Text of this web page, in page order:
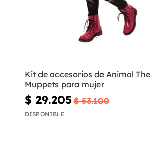
Kit de accesorios de Animal The
Muppets para mujer
$ 29.205 $ 53.100
DISPONIBLE